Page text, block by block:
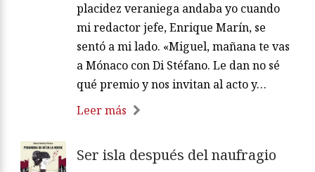
placidez veraniega andaba yo cuando
mi redactor jefe, Enrique Marín, se
sentó a mi lado. «Miguel, mañana te vas
a Mónaco con Di Stéfano. Le dan no sé
qué premio y nos invitan al acto y…
Leer más
Ser isla después del naufragio